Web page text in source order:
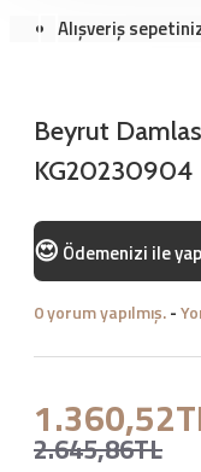
Alışveriş
Beyrut
KG20230904
😍 Ödemenizi ile
0 yorum yapılmış.-
2.645,86TL